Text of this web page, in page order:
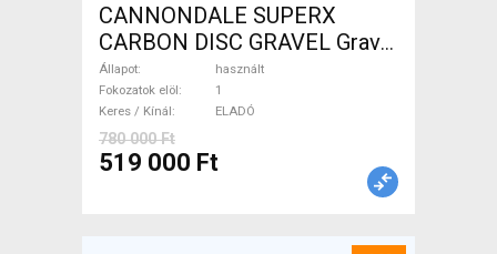
CANNONDALE SUPERX
CARBON DISC GRAVEL Gravel
/ CX tárcsafék használt
ELADÓ
Állapot
használt
Fokozatok elöl
1
Keres / Kínál
ELADÓ
780 000 Ft
519 000 Ft